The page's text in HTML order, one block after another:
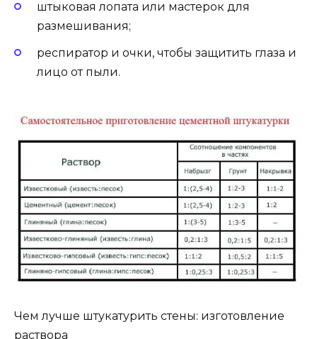
штыковая лопата или мастерок для
размешивания;
респиратор и очки, чтобы защитить глаза и
лицо от пыли.
Чем лучше штукатурить стены: изготовление
раствора